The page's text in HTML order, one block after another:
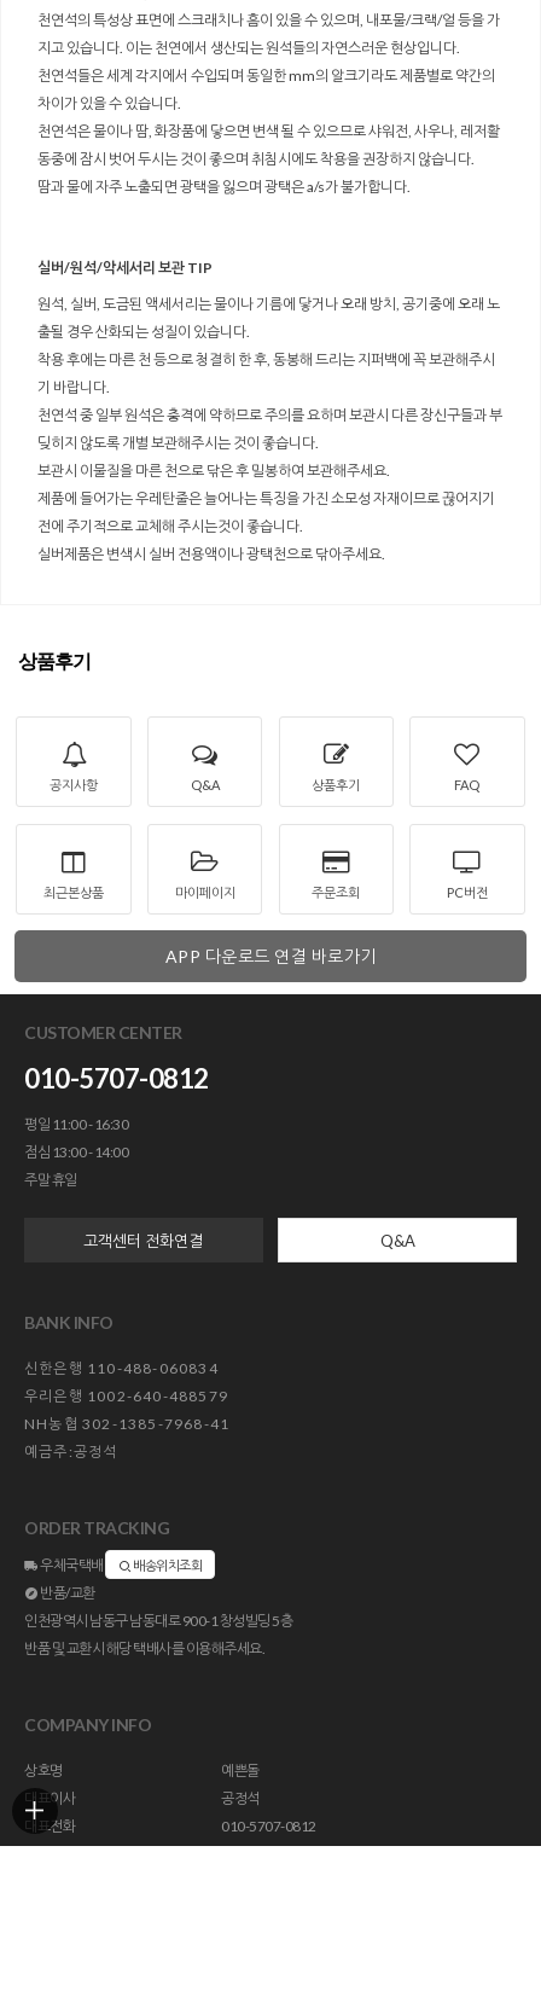
천연석의 특성상 표면에 스크래치나 흠이 있을 수 있으며, 내포물/크랙/얼 등을 가
지고 있습니다. 이는 천연에서 생산되는 원석들의 자연스러운 현상입니다.
천연석들은 세계 각지에서 수입되며 동일한 mm의 알크기라도 제품별로 약간의
차이가 있을 수 있습니다.
천연석은 물이나 땀, 화장품에 닿으면 변색 될 수 있으므로 샤워전, 사우나, 레저활
동중에 잠시 벗어 두시는 것이 좋으며 취침시에도 착용을 권장하지 않습니다.
땀과 물에 자주 노출되면 광택을 잃으며 광택은 a/s가 불가합니다.
실버/원석/악세서리 보관 TIP
원석, 실버, 도금된 액세서리는 물이나 기름에 닿거나 오래 방치, 공기중에 오래 노
출될 경우 산화되는 성질이 있습니다.
착용 후에는 마른 천 등으로 청결히 한 후, 동봉해 드리는 지퍼백에 꼭 보관해주시
기 바랍니다.
천연석 중 일부 원석은 충격에 약하므로 주의를 요하며 보관시 다른 장신구들과 부
딪히지 않도록 개별 보관해주시는 것이 좋습니다.
보관시 이물질을 마른 천으로 닦은 후 밀봉하여 보관해주세요.
제품에 들어가는 우레탄줄은 늘어나는 특징을 가진 소모성 자재이므로 끊어지기
전에 주기적으로 교체해 주시는것이 좋습니다.
실버제품은 변색시 실버 전용액이나 광택천으로 닦아주세요.
상품후기
공지사항 Q&A 상품후기 FAQ
최근본상품 마이페이지 주문조회 PC버전
APP 다운로드 연결 바로가기
CUSTOMER CENTER
010-5707-0812
평일 11:00 - 16:30
점심 13:00 - 14:00
주말 휴일
고객센터 전화연결 Q&A
BANK INFO
신한은행 110-488-060834
우리은행 1002-640-488579
NH농협 302-1385-7968-41
예금주:공정석
ORDER TRACKING
우체국택배 배송위치조회
반품/교환
인천광역시 남동구 남동대로 900-1 창성빌딩 5층
반품 및 교환시 해당 택배사를 이용해주세요.
COMPANY INFO
상호명
예쁜돌
대표이사
공정석
대표전화
010-5707-0812